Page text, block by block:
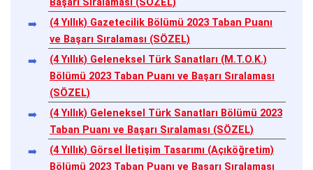
Başarı Sıralaması (SÖZEL)
(4 Yıllık) Gazetecilik Bölümü 2023 Taban Puanı
ve Başarı Sıralaması (SÖZEL)
(4 Yıllık) Geleneksel Türk Sanatları (M.T.O.K.)
Bölümü 2023 Taban Puanı ve Başarı Sıralaması
(SÖZEL)
(4 Yıllık) Geleneksel Türk Sanatları Bölümü 2023
Taban Puanı ve Başarı Sıralaması (SÖZEL)
(4 Yıllık) Görsel İletişim Tasarımı (Açıköğretim)
Bölümü 2023 Taban Puanı ve Başarı Sıralaması